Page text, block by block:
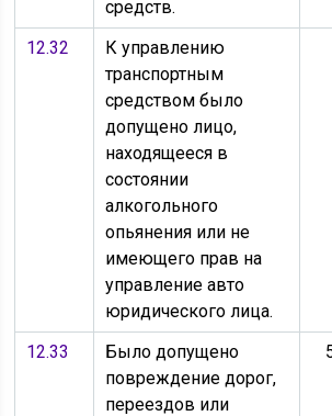
средств.
12.32
К управлению
транспортным
средством было
допущено лицо,
находящееся в
состоянии
алкогольного
опьянения или не
имеющего прав на
управление авто
юридического лица.
12.33
Было допущено
повреждение дорог,
переездов или